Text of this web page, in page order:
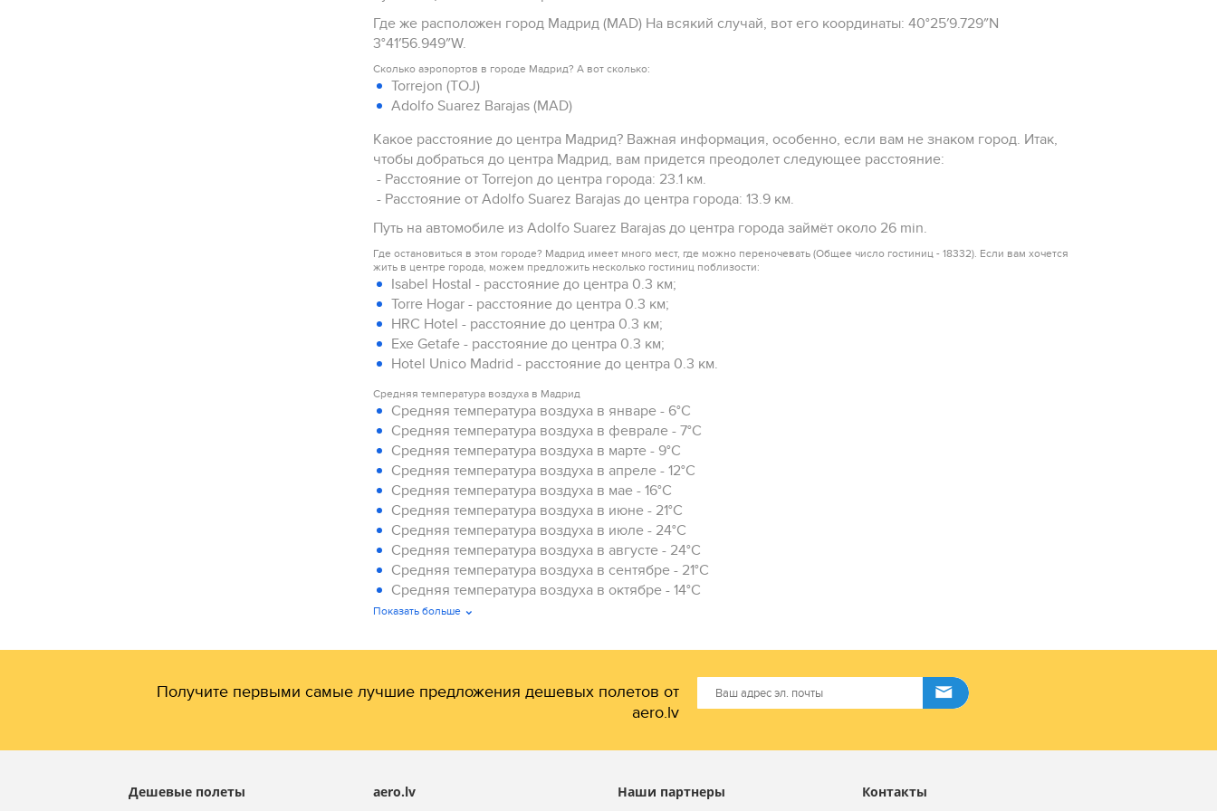
Где же расположен город Мадрид (MAD) На всякий случай, вот его координаты: 40°25′9.729″N
3°41′56.949″W.
Сколько аэропортов в городе Мадрид? А вот сколько:
Torrejon (TOJ)
Adolfo Suarez Barajas (MAD)
Какое расстояние до центра Мадрид? Важная информация, особенно, если вам не знаком город. Итак,
чтобы добраться до центра Мадрид, вам придется преодолет следующее расстояние:
- Расстояние от Torrejon до центра города: 23.1 км.
- Расстояние от Adolfo Suarez Barajas до центра города: 13.9 км.
Путь на автомобиле из Adolfo Suarez Barajas до центра города займёт около 26 min.
Где остановиться в этом городе? Мадрид имеет много мест, где можно переночевать (Общее число гостиниц - 18332). Если вам хочется
жить в центре города, можем предложить несколько гостиниц поблизости:
Isabel Hostal - расстояние до центра 0.3 км;
Torre Hogar - расстояние до центра 0.3 км;
HRC Hotel - расстояние до центра 0.3 км;
Exe Getafe - расстояние до центра 0.3 км;
Hotel Unico Madrid - расстояние до центра 0.3 км.
Средняя температура воздуха в Мадрид
Средняя температура воздуха в январе - 6°C
Средняя температура воздуха в феврале - 7°C
Средняя температура воздуха в марте - 9°C
Средняя температура воздуха в апреле - 12°C
Средняя температура воздуха в мае - 16°C
Средняя температура воздуха в июне - 21°C
Средняя температура воздуха в июле - 24°C
Средняя температура воздуха в августе - 24°C
Средняя температура воздуха в сентябре - 21°C
Средняя температура воздуха в октябре - 14°C
Средняя температура воздуха в ноябре - 9°C
Показать больше
Получите первыми самые лучшие предложения дешевых полетов от
aero.lv
Дешевые полеты aero.lv Наши партнеры Контакты